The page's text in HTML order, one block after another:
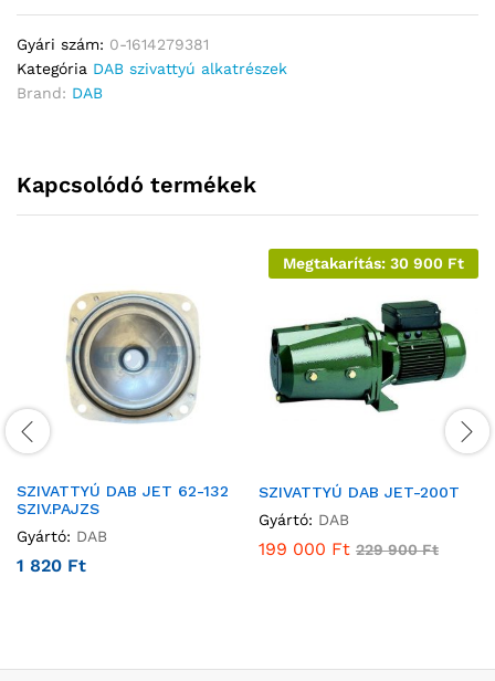
Gyári szám: 0-1614279381
Kategória DAB szivattyú alkatrészek
Brand: DAB
Kapcsolódó termékek
SZIVATTYÚ DAB JET 62-132
SZIV.PAJZS
Gyártó: DAB
1 820 Ft
Megtakarítás: 30 900 Ft
SZIVATTYÚ DAB JET-200T
Gyártó: DAB
199 000 Ft 229 900Ft